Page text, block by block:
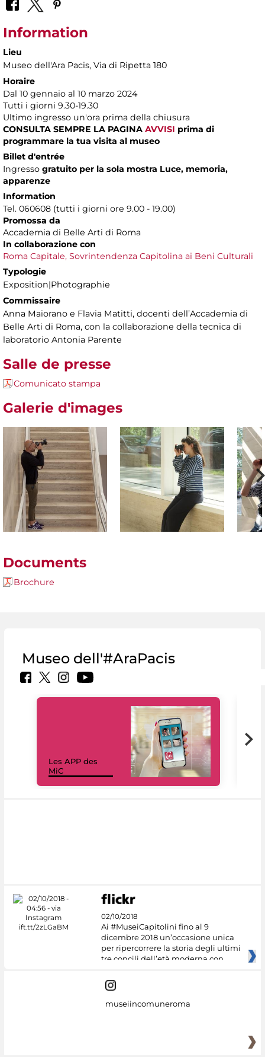
Information
Lieu
Museo dell'Ara Pacis, Via di Ripetta 180
Horaire
Dal 10 gennaio al 10 marzo 2024
Tutti i giorni 9.30-19.30
Ultimo ingresso un'ora prima della chiusura
CONSULTA SEMPRE LA PAGINA AVVISI prima di
programmare la tua visita al museo
Billet d'entrée
Ingresso gratuito per la sola mostra Luce, memoria,
apparenze
Information
Tel. 060608 (tutti i giorni ore 9.00 - 19.00)
Promossa da
Accademia di Belle Arti di Roma
In collaborazione con
Roma Capitale, Sovrintendenza Capitolina ai Beni Culturali
Typologie
Exposition|Photographie
Commissaire
Anna Maiorano e Flavia Matitti, docenti dell’Accademia di
Belle Arti di Roma, con la collaborazione della tecnica di
laboratorio Antonia Parente
Salle de presse
Comunicato stampa
Galerie d'images
Documents
Brochure
Museo dell'#AraPacis
Les APP des
MiC
02/10/2018
Ai #MuseiCapitolini fino al 9
dicembre 2018 un’occasione unica
per ripercorrere la storia degli ultimi
tre concili dell’età moderna con
museiincomuneroma